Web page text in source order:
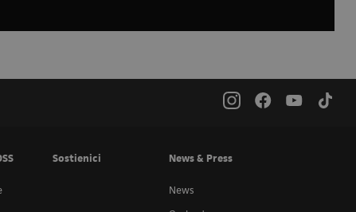
Sostienici News & Press
News